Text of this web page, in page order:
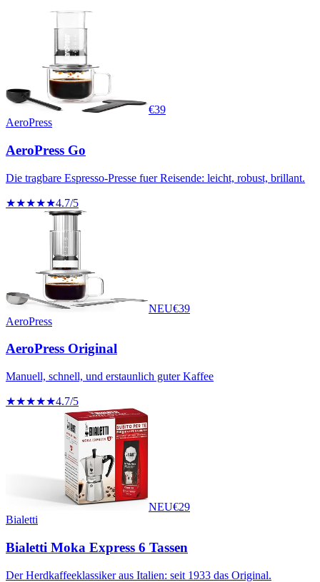
€39
AeroPress
AeroPress Go
Die tragbare Espresso-Presse fuer Reisende: leicht, robust, brillant.
★★★★★4.7/5
NEU€39
AeroPress
AeroPress Original
Manuell, schnell, und erstaunlich guter Kaffee
★★★★★4.7/5
NEU€29
Bialetti
Bialetti Moka Express 6 Tassen
Der Herdkaffeeklassiker aus Italien: seit 1933 das Original.